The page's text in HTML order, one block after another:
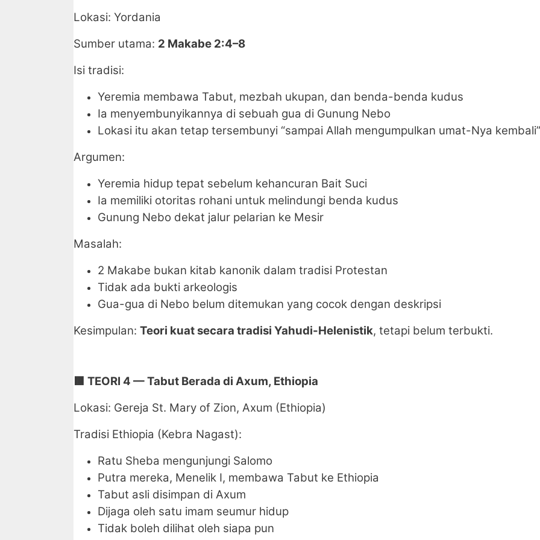
Lokasi: Yordania
Sumber utama: 2 Makabe 2:4–8
Isi tradisi:
Yeremia membawa Tabut, mezbah ukupan, dan benda-benda kudus
Ia menyembunyikannya di sebuah gua di Gunung Nebo
Lokasi itu akan tetap tersembunyi “sampai Allah mengumpulkan umat-Nya kembali”
Argumen:
Yeremia hidup tepat sebelum kehancuran Bait Suci
Ia memiliki otoritas rohani untuk melindungi benda kudus
Gunung Nebo dekat jalur pelarian ke Mesir
Masalah:
2 Makabe bukan kitab kanonik dalam tradisi Protestan
Tidak ada bukti arkeologis
Gua-gua di Nebo belum ditemukan yang cocok dengan deskripsi
Kesimpulan: Teori kuat secara tradisi Yahudi-Helenistik, tetapi belum terbukti.
🟫 TEORI 4 — Tabut Berada di Axum, Ethiopia
Lokasi: Gereja St. Mary of Zion, Axum (Ethiopia)
Tradisi Ethiopia (Kebra Nagast):
Ratu Sheba mengunjungi Salomo
Putra mereka, Menelik I, membawa Tabut ke Ethiopia
Tabut asli disimpan di Axum
Dijaga oleh satu imam seumur hidup
Tidak boleh dilihat oleh siapa pun